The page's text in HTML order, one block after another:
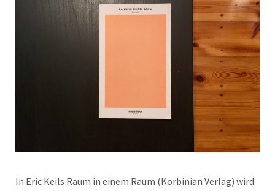
In Eric Keils Raum in einem Raum (Korbinian Verlag) wird